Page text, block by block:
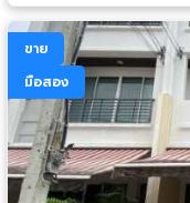
ขาย
มือสอง